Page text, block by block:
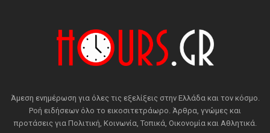
Άμεση ενημέρωση για όλες τις εξελίξεις στην Ελλάδα και τον κόσμο.
Ροή ειδήσεων όλο το εικοσιτετράωρο. Άρθρα, γνώμες και
προτάσεις για Πολιτική, Κοινωνία, Τοπικά, Οικονομία και Αθλητικά.